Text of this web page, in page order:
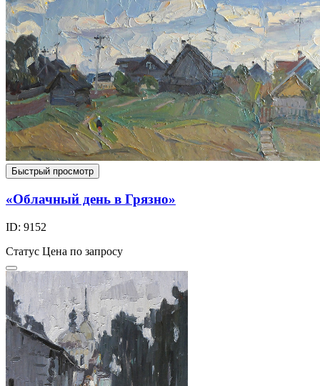
Быстрый просмотр
«Облачный день в Грязно»
ID: 9152
Статус Цена по запросу